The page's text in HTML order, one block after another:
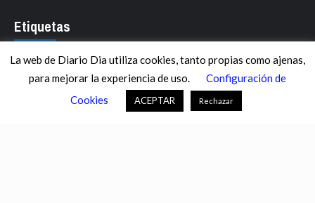
Etiquetas
ANDALUCÍA ARAGÓN ASTURIAS C. VALENCIANA
CASTILLA Y LEÓN CATALUNYA
La web de Diario Dia utiliza cookies, tanto propias como ajenas,
para mejorar la experiencia de uso.
Configuración de
Cookies
ACEPTAR Rechazar